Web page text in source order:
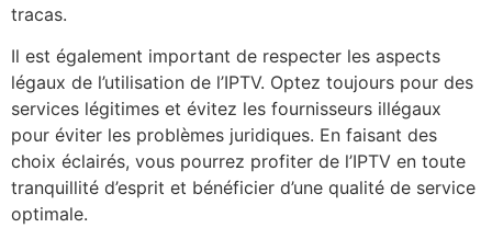
tracas.
Il est également important de respecter les aspects
légaux de l’utilisation de l’IPTV. Optez toujours pour des
services légitimes et évitez les fournisseurs illégaux
pour éviter les problèmes juridiques. En faisant des
choix éclairés, vous pourrez profiter de l’IPTV en toute
tranquillité d’esprit et bénéficier d’une qualité de service
optimale.